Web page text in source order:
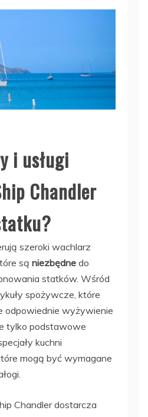
i usługi
Chandler
szeroki wachlarz
są niezbędne do
statków. Wśród
spożywcze, które
odpowiednie wyżywienie
tylko podstawowe
kuchni
mogą być wymagane
Chandler dostarcza